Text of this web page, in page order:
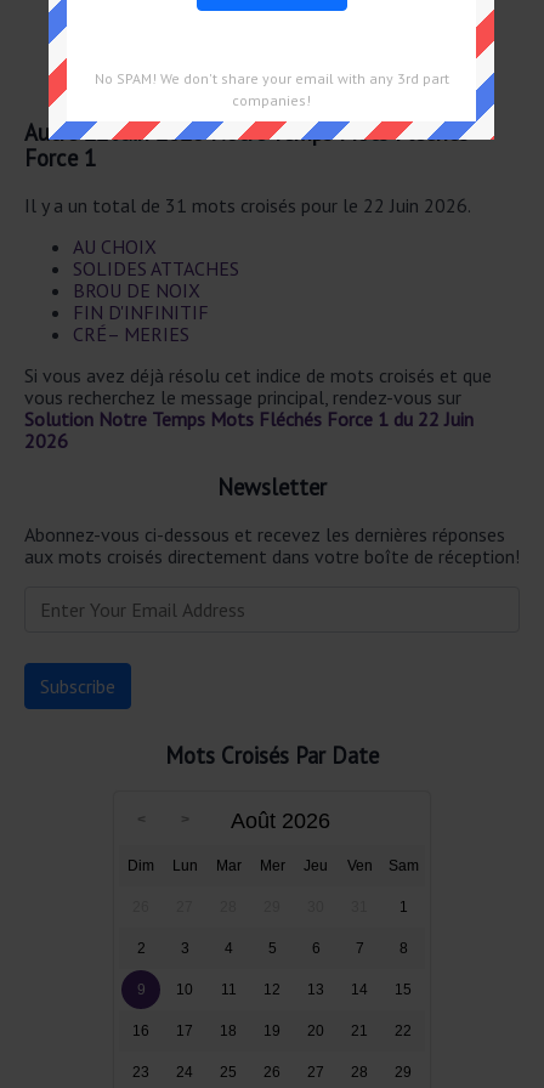
Premier de la liste
Autre 22 Juin 2026 Notre Temps Mots Fléchés
Force 1
Il y a un total de 31 mots croisés pour le 22 Juin 2026.
AU CHOIX
SOLIDES ATTACHES
BROU DE NOIX
FIN D'INFINITIF
CRÉ– MERIES
Si vous avez déjà résolu cet indice de mots croisés et que
vous recherchez le message principal, rendez-vous sur
Solution Notre Temps Mots Fléchés Force 1 du 22 Juin
2026
Newsletter
Abonnez-vous ci-dessous et recevez les dernières réponses
aux mots croisés directement dans votre boîte de réception!
Mots Croisés Par Date
Août 2026
Dim Lun Mar Mer Jeu Ven Sam
1
2 3 4 5 6 7 8
9 10 11 12 13 14 15
16 17 18 19 20 21 22
23 24 25 26 27 28 29
No SPAM! We don't share your email with any 3rd part
companies!